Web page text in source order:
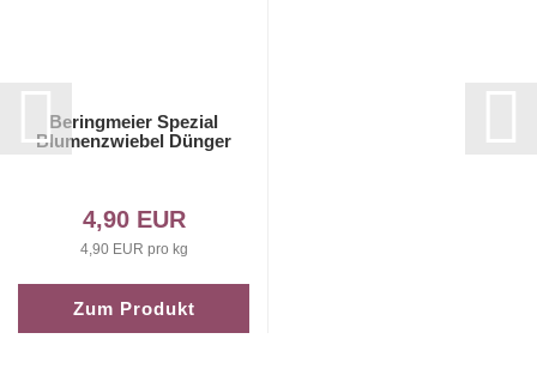
Beringmeier Spezial
Blumenzwiebel Dünger
4,90 EUR
4,90 EUR pro kg
Zum Produkt